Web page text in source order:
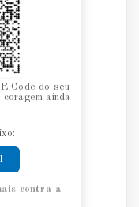
Code do seu
ainda
contra a